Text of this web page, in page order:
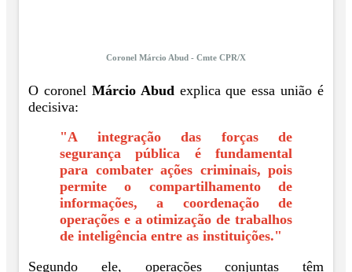
Coronel Márcio Abud - Cmte CPR/X
O coronel Márcio Abud explica que essa união é
decisiva:
"A integração das forças de
segurança pública é fundamental
para combater ações criminais, pois
permite o compartilhamento de
informações, a coordenação de
operações e a otimização de trabalhos
de inteligência entre as instituições."
Segundo ele, operações conjuntas têm